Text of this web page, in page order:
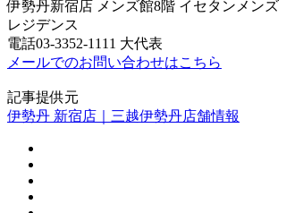
伊勢丹新宿店 メンズ館8階 イセタンメンズ
レジデンス
電話03-3352-1111 大代表
メールでのお問い合わせはこちら
記事提供元
伊勢丹 新宿店｜三越伊勢丹店舗情報